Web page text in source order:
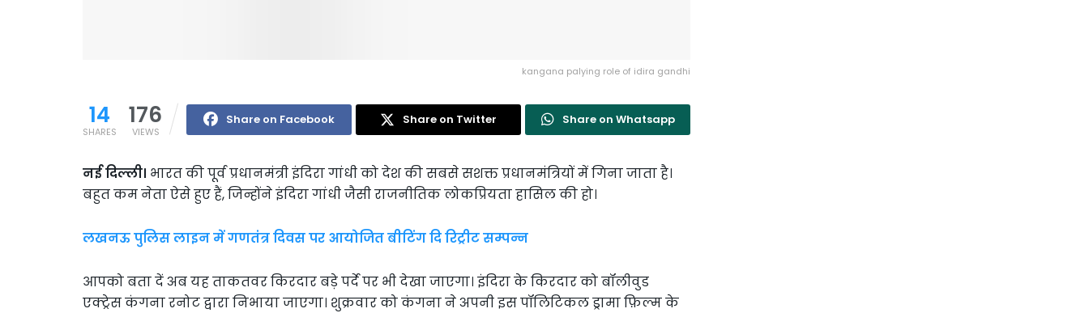
kangana palying role of idira gandhi
14
SHARES
176
VIEWS
Share on Facebook Share on Twitter Share on Whatsapp
नई दिल्ली। भारत की पूर्व प्रधानमंत्री इंदिरा गांधी को देश की सबसे सशक्त प्रधानमंत्रियों में गिना जाता है।
बहुत कम नेता ऐसे हुए हैं, जिन्होंने इंदिरा गांधी जैसी राजनीतिक लोकप्रियता हासिल की हो।
लखनऊ पुलिस लाइन में गणतंत्र दिवस पर आयोजित बीटिंग दि रिट्रीट सम्पन्न
आपको बता दें अब यह ताकतवर किरदार बड़े पर्दे पर भी देखा जाएगा। इंदिरा के किरदार को बॉलीवुड
एक्ट्रेस कंगना रनोट द्वारा निभाया जाएगा। शुक्रवार को कंगना ने अपनी इस पॉलिटिकल ड्रामा फ़िल्म के